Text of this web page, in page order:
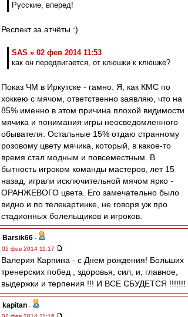
Русские, вперед!
Респект за атчёты :)
SAS » 02 фев 2014 11:53
как он передвигается, от клюшки к клюшке?
Показ ЧМ в Иркутске - гамно. Я, как КМС по
хоккею с мячом, ответственно заявляю, что на
85% именно в этом причина плохой видимости
мячика и понимания игры неосведомленного
обывателя. Остальные 15% отдаю странному
розовому цвету мячика, который, в какое-то
время стал модным и повсеместным. В
бытность игроком команды мастеров, лет 15
назад, играли исключительной мячом ярко -
ОРАНЖЕВОГО цвета. Его замечательно было
видно и по телекартинке, не говоря уж про
стадионных болельщиков и игроков.
Barsik66 -
02 фев 2014 11:17
Валерия Карпина - с Днем рождения! Больших
тренерских побед , здоровья, сил, и, главное,
выдержки и терпения !!! И ВСЕ СБУДЕТСЯ !!!!!!!
kapitan -